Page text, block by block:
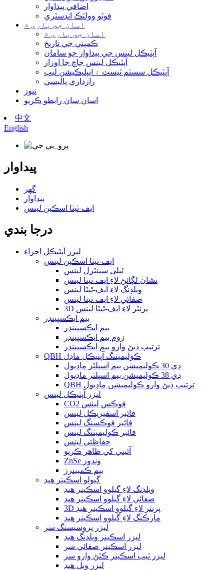
اضافي پيداوار
فوٽو وولٽڪ انڊسٽري
اسان جي باري ۾
اسان جي باري ۾
ڪمپني جي تاريخ
آپٽيڪل لينس جي پيداوار جو سامان
آپٽيڪل لينس جاچ جا اوزار
آپٽيڪل سسٽم ٽيسٽ ۽ ايپليڪيشن ليب
رازداري پاليسي
نيوز
اسان سان رابطو ڪريو
中文
English
پيداوار
گھر
پيداوار
ايف-ٿيٽا اسڪين لينس
درجا بندي
ليزر آپٽيڪل اجزاء
ايف-ٿيٽا اسڪين لينس
ٽيلي سينٽرل لينس
نشان لڳائڻ لاءِ ايف-ٿيٽا لينس
ويلڊنگ لاءِ ايف-ٿيٽا لينس
صفائي لاءِ ايف-ٿيٽا لينس
3D پرنٽر لاءِ ايف-ٿيٽا لينس
بيم ايڪسپينڊر
بيم ايڪسپينڊر
زوم بيم ايڪسپينڊر
ترتيب ڏيڻ وارو بيم ايڪسپينڊر
QBH ڪوليميٽنگ آپٽيڪل ماڊل
ڊي 30 ڪوليميشن بيم اسپلٽر ماڊيول
ڊي 38 ڪوليميشن بيم اسپلٽر ماڊيول
QBH ترتيب ڏيڻ وارو ڪوليميشن ماڊيول
ليزر آپٽيڪل لينس
CO2 فوڪس لينس
فائبر اسفيريڪل لينس
فائبر فوڪسنگ لينس
فائبر ڪوليميٽنگ لينس
حفاظتي لينس
آئيني کي ظاهر ڪريو
ZnSe ونڊوز
بيم ڪمبينرز
گيولو اسڪينر هيڊ
ويلڊنگ لاءِ گيلوو اسڪينر هيڊ
صفائي لاءِ گيلوو اسڪينر هيڊ
3D پرنٽر لاءِ گيلوو اسڪينر هيڊ
مارڪنگ لاءِ گيلوو اسڪينر هيڊ
ليزر پروسيسنگ سر
ليزر اسڪينر ويلڊنگ هيڊ
ليزر اسڪينر صفائي سر
ليزر ٽيب اسڪينر ڪٽڻ وارو سر
ليزر وبل هيڊ